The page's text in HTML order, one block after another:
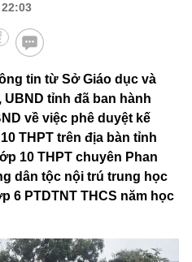
tin từ Sở Giáo dục và
tỉnh đã ban hành
về việc phê duyệt kế
THPT trên địa bàn tỉnh
10 THPT chuyên Phan
dân tộc nội trú trung học
6 PTDTNT THCS năm học